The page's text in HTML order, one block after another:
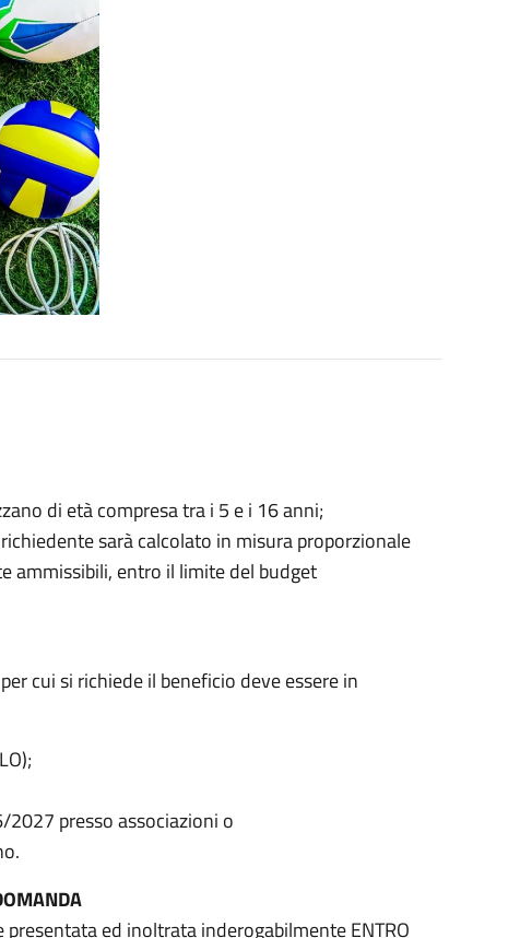
di età compresa tra i 5 e i 16 anni;
sarà calcolato in misura proporzionale
ammissibili, entro il limite del budget
cui si richiede il beneficio deve essere in
presso associazioni o
ed inoltrata inderogabilmente ENTRO